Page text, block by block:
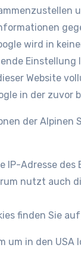
wird in
Website
in der
der
IP-Adresse
nutzt auch
finden Sie auf
um in den